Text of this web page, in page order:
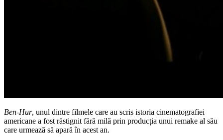
Ben-Hur, unul dintre filmele care au scris istoria cinematografiei
americane a fost răstignit fără milă prin producția unui remake al său
care urmează să apară în acest an.